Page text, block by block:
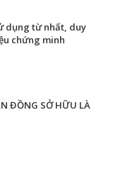
dụng từ nhất, duy
chứng minh
ĐỒNG SỞ HỮU LÀ